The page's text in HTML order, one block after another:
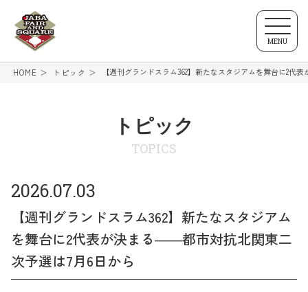
MENU
HOME トピック 【週刊グランドスラム362】新たなスタジアムを舞台に2
トピック
TOPICS
2026.07.03
【週刊グランドスラム362】新たなスタジアム
を舞台に2代表が決まる――都市対抗北関東二
次予選は7月6日から